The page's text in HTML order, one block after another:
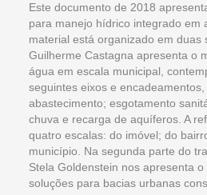
Este documento de 2018
para manejo hídrico integrado em
material está organizado em duas
Guilherme Castagna apresenta o
água em escala municipal,
seguintes eixos e
abastecimento; esgotamento
chuva e recarga de aquíferos. A
quatro escalas: do imóvel; do
município. Na segunda parte do
Stela Goldenstein nos apresenta o
soluções para bacias urbanas